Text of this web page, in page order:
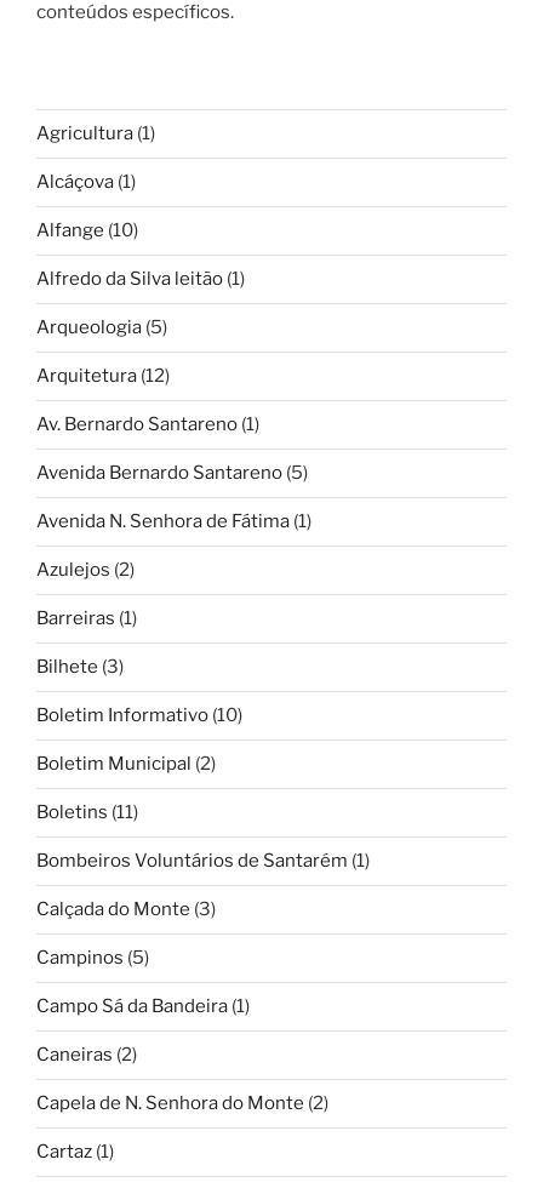
conteúdos específicos.
Agricultura (1)
Alcáçova (1)
Alfange (10)
Alfredo da Silva leitão (1)
Arqueologia (5)
Arquitetura (12)
Av. Bernardo Santareno (1)
Avenida Bernardo Santareno (5)
Avenida N. Senhora de Fátima (1)
Azulejos (2)
Barreiras (1)
Bilhete (3)
Boletim Informativo (10)
Boletim Municipal (2)
Boletins (11)
Bombeiros Voluntários de Santarém (1)
Calçada do Monte (3)
Campinos (5)
Campo Sá da Bandeira (1)
Caneiras (2)
Capela de N. Senhora do Monte (2)
Cartaz (1)